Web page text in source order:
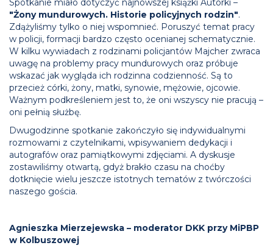
Spotkanie miało dotyczyć najnowszej książki Autorki –
"Żony mundurowych. Historie policyjnych rodzin".
Zdążyliśmy tylko o niej wspomnieć. Poruszyć temat pracy
w policji, formacji bardzo często ocenianej schematycznie.
W kilku wywiadach z rodzinami policjantów Majcher zwraca
uwagę na problemy pracy mundurowych oraz próbuje
wskazać jak wygląda ich rodzinna codzienność. Są to
przecież córki, żony, matki, synowie, mężowie, ojcowie.
Ważnym podkreśleniem jest to, że oni wszyscy nie pracują –
oni pełnią służbę.
Dwugodzinne spotkanie zakończyło się indywidualnymi
rozmowami z czytelnikami, wpisywaniem dedykacji i
autografów oraz pamiątkowymi zdjęciami. A dyskusje
zostawiliśmy otwartą, gdyż brakło czasu na choćby
dotknięcie wielu jeszcze istotnych tematów z twórczości
naszego gościa.
Agnieszka Mierzejewska – moderator DKK przy MiPBP
w Kolbuszowej